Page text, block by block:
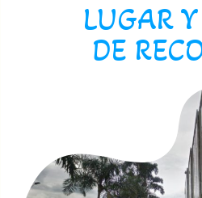
LUGAR
DE